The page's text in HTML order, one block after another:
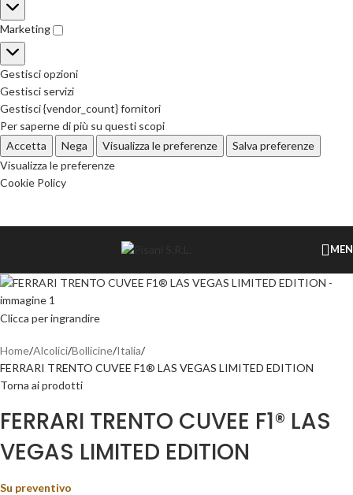
Marketing
Gestisci opzioni
Gestisci servizi
Gestisci {vendor_count} fornitori
Per saperne di più su questi scopi
Accetta
Nega Visualizza le preferenze
Salva preferenze
Visualizza le preferenze
Cookie Policy
Clicca per ingrandire
Home Alcolici Bollicine Italia
FERRARI TRENTO CUVEE F1® LAS VEGAS LIMITED EDITION
Torna ai prodotti
FERRARI TRENTO CUVEE F1® LAS
VEGAS LIMITED EDITION
Su preventivo